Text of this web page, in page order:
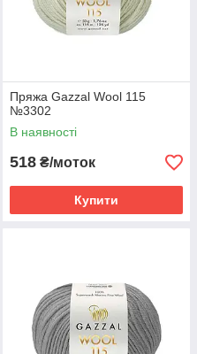
Пряжа Gazzal Wool 115
№3302
В наявності
518 ₴/моток
Купити